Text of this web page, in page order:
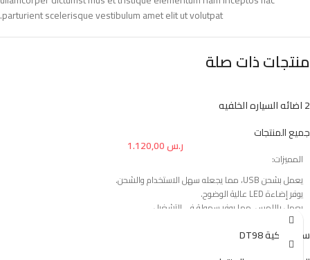
parturient scelerisque vestibulum amet elit ut volutpat.
منتجات ذات صلة
2 اضائه السياره الخلفيه
جميع المنتجات
ر.س
المميزات:
يعمل بشحن USB، مما يجعله سهل الاستخدام والشحن.
يوفر إضاءة LED عالية الوضوح.
يعمل باللمس، مما يوفر سهولة في التشغيل.
يمكن استخدام المصباح كإضاءة للقراءة أو كإضاءة لأجواء مميزة.
بحجمه الصغير ومناسب للتركيب في أي مكان داخل السيارة.
سهل الاستخدام ويكون وضعه عن طريق لاصق
ساعة ذكية DT98